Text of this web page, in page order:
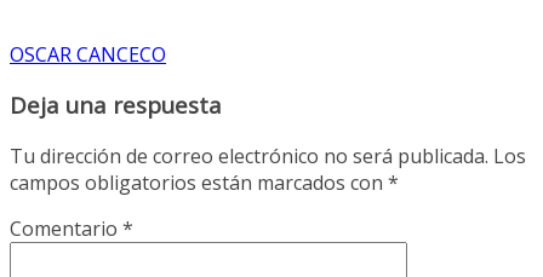
OSCAR CANCECO
Deja una respuesta
Tu dirección de correo electrónico no será publicada. Los
campos obligatorios están marcados con *
Comentario *